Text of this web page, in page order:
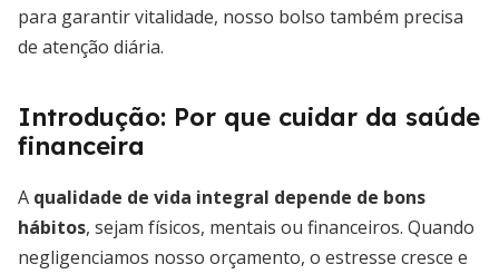
para garantir vitalidade, nosso bolso também precisa
de atenção diária.
Introdução: Por que cuidar da saúde
financeira
A qualidade de vida integral depende de bons
hábitos, sejam físicos, mentais ou financeiros. Quando
negligenciamos nosso orçamento, o estresse cresce e